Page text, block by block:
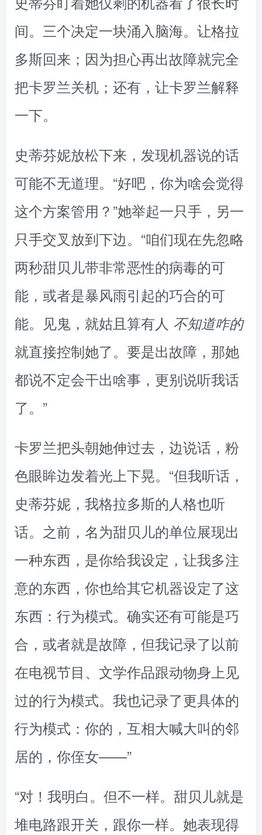
间。三个决定一块涌入脑海。让格拉
多斯回来；因为担心再出故障就完全
把卡罗兰关机；还有，让卡罗兰解释
一下。
史蒂芬妮放松下来，发现机器说的话
可能不无道理。“好吧，你为啥会觉得
这个方案管用？”她举起一只手，另一
只手交叉放到下边。“咱们现在先忽略
两秒甜贝儿带非常恶性的病毒的可
能，或者是暴风雨引起的巧合的可
能。见鬼，就姑且算有人 不知道咋的
就直接控制她了。要是出故障，那她
都说不定会干出啥事，更别说听我话
了。”
卡罗兰把头朝她伸过去，边说话，粉
色眼眸边发着光上下晃。“但我听话，
史蒂芬妮，我格拉多斯的人格也听
话。之前，名为甜贝儿的单位展现出
一种东西，是你给我设定，让我多注
意的东西，你也给其它机器设定了这
东西：行为模式。确实还有可能是巧
合，或者就是故障，但我记录了以前
在电视节目、文学作品跟动物身上见
过的行为模式。我也记录了更具体的
行为模式：你的，互相大喊大叫的邻
居的，你侄女——”
“对！我明白。但不一样。甜贝儿就是
堆电路跟开关，跟你一样。她表现得